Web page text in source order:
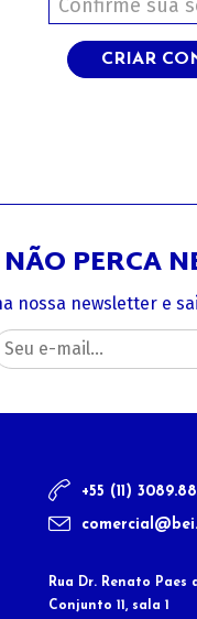
CRIAR
NÃO PERCA
nossa newsletter e
+55 (11)
Rua Dr. Renato Paes
Conjunto 11, sala 1